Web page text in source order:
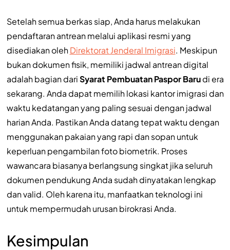
Setelah semua berkas siap, Anda harus melakukan
pendaftaran antrean melalui aplikasi resmi yang
disediakan olehDirektorat Jenderal Imigrasi. Meskipun
bukan dokumen fisik, memiliki jadwal antrean digital
adalah bagian dariSyarat Pembuatan Paspor Barudi era
sekarang. Anda dapat memilih lokasi kantor imigrasi dan
waktu kedatangan yang paling sesuai dengan jadwal
harian Anda. Pastikan Anda datang tepat waktu dengan
menggunakan pakaian yang rapi dan sopan untuk
keperluan pengambilan foto biometrik. Proses
wawancara biasanya berlangsung singkat jika seluruh
dokumen pendukung Anda sudah dinyatakan lengkap
dan valid. Oleh karena itu, manfaatkan teknologi ini
untuk mempermudah urusan birokrasi Anda.
Kesimpulan